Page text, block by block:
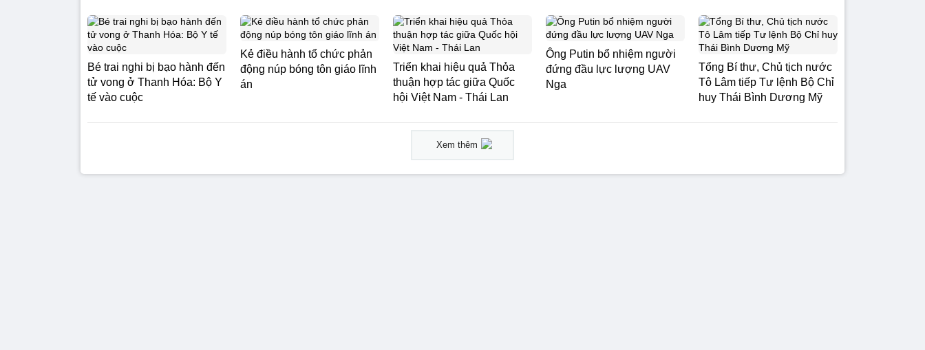
Bé trai nghi bị bạo hành đến
tử vong ở Thanh Hóa: Bộ Y
tế vào cuộc
Kẻ điều hành tổ chức phản
động núp bóng tôn giáo lĩnh
án
Triển khai hiệu quả Thỏa
thuận hợp tác giữa Quốc
hội Việt Nam - Thái Lan
Ông Putin bổ nhiệm người
đứng đầu lực lượng UAV
Nga
Tổng Bí thư, Chủ tịch nước
Tô Lâm tiếp Tư lệnh Bộ Chỉ
huy Thái Bình Dương Mỹ
Xem thêm